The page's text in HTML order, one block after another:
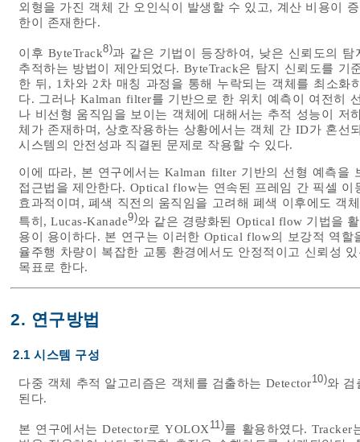
외형을 가진 객체 간 오인식이 발생할 수 있고, 계산 비용이
한이 존재한다.
이후 ByteTrack8)과 같은 기법이 등장하여, 낮은 신뢰도의
추적하는 방법이 제안되었다. ByteTrack은 탐지 신뢰도를
한 뒤, 1차와 2차 매칭 과정을 통해 누락되는 객체를 최소화
다. 그러나 Kalman filter를 기반으로 한 위치 예측이 여전히
나 비선형 움직임을 보이는 객체에 대해서는 추적 성능이
체가 존재하며, 상호작용하는 상황에서는 객체 간 ID가 혼선
시스템의 안전성과 직결된 문제로 작용할 수 있다.
이에 따라, 본 연구에서는 Kalman filter 기반의 선형 예측을
접근법을 제안한다. Optical flow는 연속된 프레임 간 픽셀
효과적이며, 폐색 직전의 움직임을 고려해 폐색 이후에도 객
특히, Lucas-Kanade9)와 같은 경량화된 Optical flow 기법을
용이 용이하다. 본 연구는 이러한 Optical flow의 보강적 역
율주행 차량이 복잡한 교통 환경에서도 안정적이고 신뢰성
목표로 한다.
2. 연구방법
2.1 시스템 구성
다중 객체 추적 알고리즘은 객체를 검출하는 Detector10)와 검
된다.
본 연구에서는 Detector로 YOLOX 11)를 활용하였다.